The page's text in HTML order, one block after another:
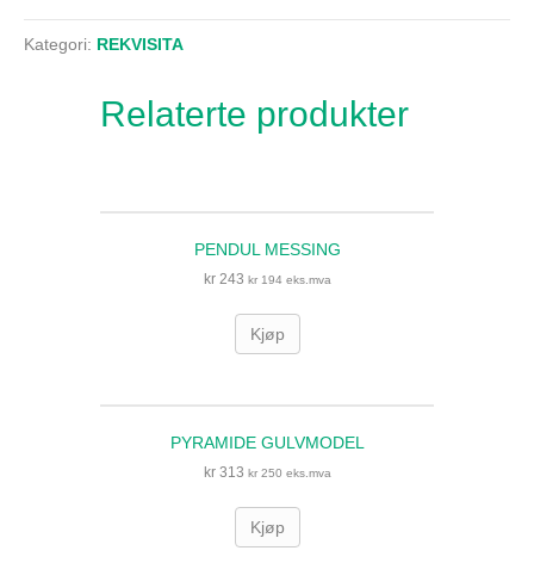
antall
Kategori: REKVISITA
Relaterte produkter
PENDUL MESSING
kr243 kr194 eks.mva
Kjøp
PYRAMIDE GULVMODEL
kr313 kr250 eks.mva
Kjøp